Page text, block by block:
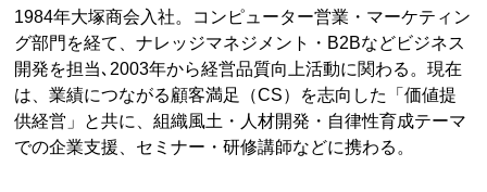
1984年大塚商会入社。コンピューター営業・マーケティン
グ部門を経て、ナレッジマネジメント・B2Bなどビジネス
開発を担当､2003年から経営品質向上活動に関わる。現在
は、業績につながる顧客満足（CS）を志向した「価値提
供経営」と共に、組織風土・人材開発・自律性育成テーマ
での企業支援、セミナー・研修講師などに携わる。